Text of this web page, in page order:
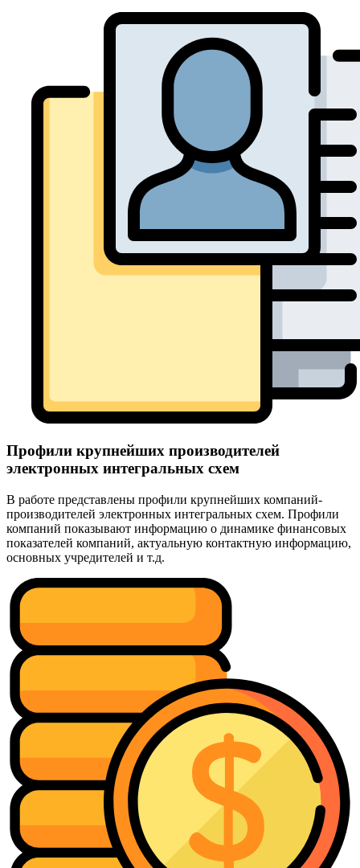
Профили крупнейших производителей
электронных интегральных схем
В работе представлены профили крупнейших компаний-
производителей электронных интегральных схем. Профили
компаний показывают информацию о динамике финансовых
показателей компаний, актуальную контактную информацию,
основных учредителей и т.д.